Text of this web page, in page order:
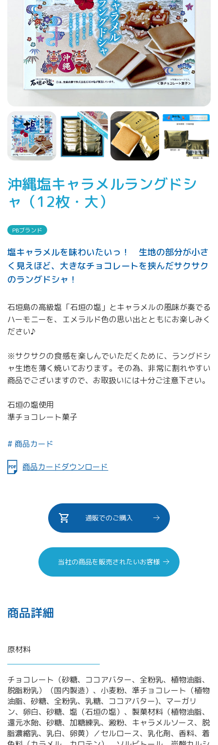
沖縄塩キャラメルラングドシ
ャ（12枚・大）
PBブランド
塩キャラメルを味わいたいっ！ 生地の部分が小さ
く見えほど、大きなチョコレートを挟んだサクサク
のラングドシャ！
石垣島の高級塩「石垣の塩」とキャラメルの風味が奏でる
ハーモニーを、エメラルド色の思い出とともにお楽しみく
ださい♪
※サクサクの食感を楽しんでいただくために、ラングドシ
ャ生地を薄く焼いております。その為、非常に割れやすい
商品でございますので、お取扱いには十分ご注意下さい。
石垣の塩使用
準チョコレート菓子
商品カード
商品カードダウンロード
通販でのご購入
当社の商品を販売されたいお客様
商品詳細
原材料
チョコレート（砂糖、ココアバター、全粉乳、植物油脂、
脱脂粉乳）（国内製造）、小麦粉、準チョコレート（植物
油脂、砂糖、全粉乳、乳糖、ココアバター)、マーガリ
ン、卵白、砂糖、塩（石垣の塩）、製菓材料（植物油脂、
還元水飴、砂糖、加糖練乳、澱粉、キャラメルソース、脱
脂濃縮乳、乳白、卵黄）／セルロース、乳化剤、香料、着